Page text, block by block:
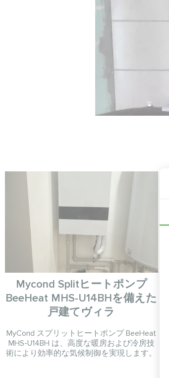
Mycond Splitヒートポンプ
BeeHeat MHS-U14BHを備えた
戸建てヴィラ
MyCond スプリットヒートポンプ BeeHeat
MHS-U14BH は、高度な暖房および冷房技
術により効率的な気候制御を実現します。